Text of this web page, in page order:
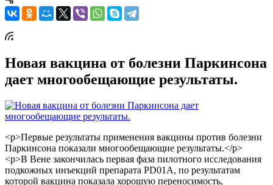
Новая вакцина от болезни Паркинсона
дает многообещающие результаты.
<p>Первые результаты применения вакцины против болезни
Паркинсона показали многообещающие результаты.</p>
<p>В Вене закончилась первая фаза пилотного исследования
подкожных инъекций препарата PD01A, по результатам
которой вакцина показала хорошую переносимость,